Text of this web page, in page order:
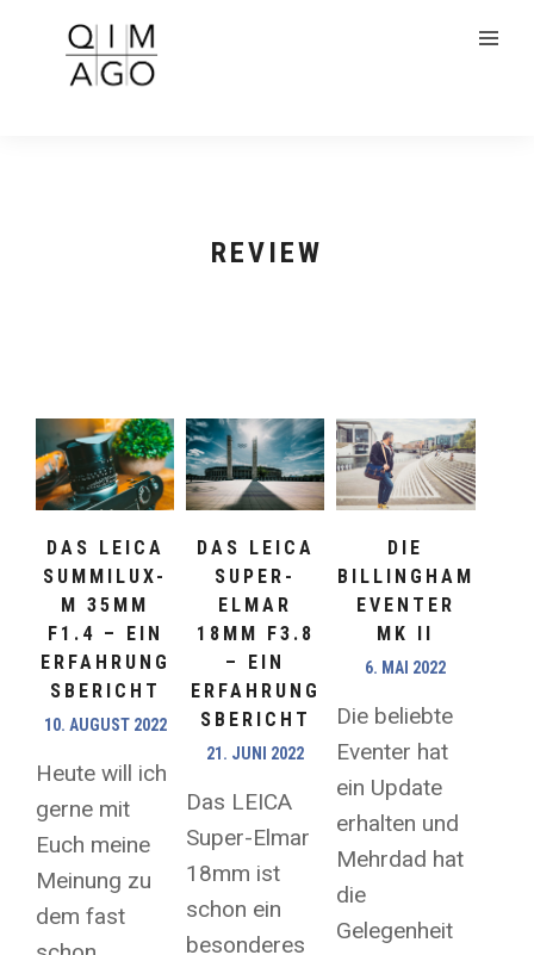
REVIEW
DAS LEICA
SUMMILUX-
M 35MM
F1.4 – EIN
ERFAHRUNG
SBERICHT
10. AUGUST 2022
Heute will ich
gerne mit
Euch meine
Meinung zu
dem fast
DAS LEICA
SUPER-
ELMAR
18MM F3.8
– EIN
ERFAHRUNG
SBERICHT
21. JUNI 2022
Das LEICA
Super-Elmar
18mm ist
schon ein
besonderes
DIE
BILLINGHAM
EVENTER
MK II
6. MAI 2022
Die beliebte
Eventer hat
ein Update
erhalten und
Mehrdad hat
die
Gelegenheit